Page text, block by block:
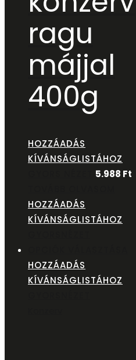
ragu
májjal
400g
HOZZÁADÁS
KÍVÁNSÁGLISTÁHOZ
5.988 Ft
HOZZÁADÁS
KÍVÁNSÁGLISTÁHOZ
HOZZÁADÁS
KÍVÁNSÁGLISTÁHOZ